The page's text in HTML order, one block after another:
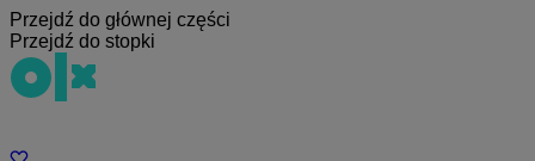
Przejdź do głównej części
Przejdź do stopki